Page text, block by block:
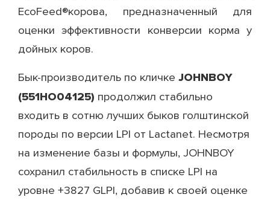
EcoFeed®корова, предназначенный для
оценки эффективности конверсии корма у
дойных коров.
Бык-производитель по кличке JOHNBOY
(551HO04125) продолжил стабильно
входить в сотню лучших быков голштинской
породы по версии LPI от Lactanet. Несмотря
на изменение базы и формулы, JOHNBOY
сохранил стабильность в списке LPI на
уровне +3827 GLPI, добавив к своей оценке